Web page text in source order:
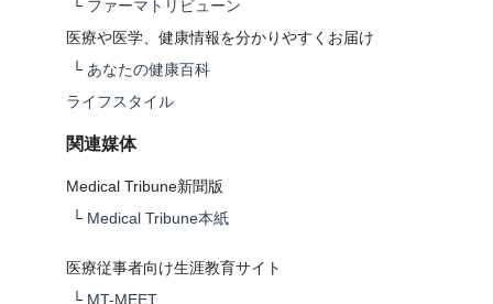
└ ファーマトリビューン
医療や医学、健康情報を分かりやすくお届け
└ あなたの健康百科
ライフスタイル
関連媒体
Medical Tribune新聞版
└ Medical Tribune本紙
医療従事者向け生涯教育サイト
└ MT-MEET